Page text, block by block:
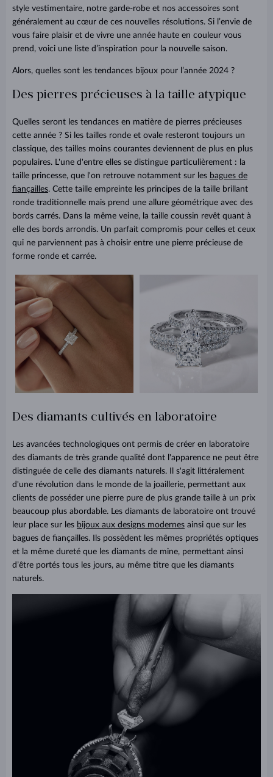
style vestimentaire, notre garde-robe et nos accessoires sont
généralement au cœur de ces nouvelles résolutions. Si l’envie de
vous faire plaisir et de vivre une année haute en couleur vous
prend, voici une liste d’inspiration pour la nouvelle saison.
Alors, quelles sont les tendances bijoux pour l’année 2024 ?
Des pierres précieuses à la taille atypique
Quelles seront les tendances en matière de pierres précieuses
cette année ? Si les tailles ronde et ovale resteront toujours un
classique, des tailles moins courantes deviennent de plus en plus
populaires. L'une d'entre elles se distingue particulièrement : la
taille princesse, que l'on retrouve notamment sur les bagues de
fiançailles. Cette taille empreinte les principes de la taille brillant
ronde traditionnelle mais prend une allure géométrique avec des
bords carrés. Dans la même veine, la taille coussin revêt quant à
elle des bords arrondis. Un parfait compromis pour celles et ceux
qui ne parviennent pas à choisir entre une pierre précieuse de
forme ronde et carrée.
Des diamants cultivés en laboratoire
Les avancées technologiques ont permis de créer en laboratoire
des diamants de très grande qualité dont l'apparence ne peut être
distinguée de celle des diamants naturels. Il s'agit littéralement
d'une révolution dans le monde de la joaillerie, permettant aux
clients de posséder une pierre pure de plus grande taille à un prix
beaucoup plus abordable. Les diamants de laboratoire ont trouvé
leur place sur les bijoux aux designs modernes ainsi que sur les
bagues de fiançailles. Ils possèdent les mêmes propriétés optiques
et la même dureté que les diamants de mine, permettant ainsi
d’être portés tous les jours, au même titre que les diamants
naturels.